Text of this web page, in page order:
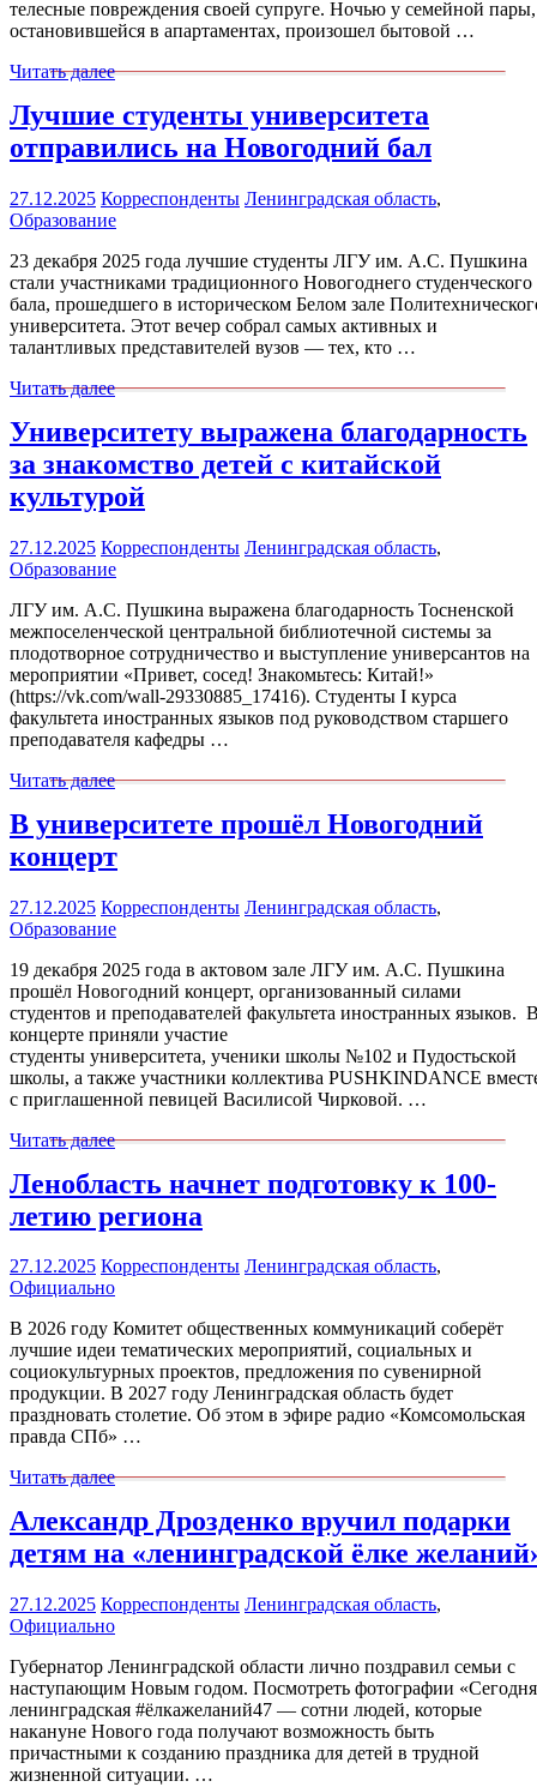
телесные повреждения своей супруге. Ночью у семейной пары,
остановившейся в апартаментах, произошел бытовой …
Читать далее
Лучшие студенты университета
отправились на Новогодний бал
27.12.2025 Корреспонденты Ленинградская область,
Образование
23 декабря 2025 года лучшие студенты ЛГУ им. А.С. Пушкина
стали участниками традиционного Новогоднего студенческого
бала, прошедшего в историческом Белом зале
университета. Этот вечер собрал самых активных и
талантливых представителей вузов — тех, кто …
Читать далее
Университету выражена благодарность
за знакомство детей с китайской
культурой
27.12.2025 Корреспонденты Ленинградская область,
Образование
ЛГУ им. А.С. Пушкина выражена благодарность Тосненской
межпоселенческой центральной библиотечной системы за
плодотворное сотрудничество и выступление универсантов на
мероприятии «Привет, сосед! Знакомьтесь: Китай!»
(https://vk.com/wall-29330885_17416). Студенты I курса
факультета иностранных языков под руководством старшего
преподавателя кафедры …
Читать далее
В университете прошёл Новогодний
концерт
27.12.2025 Корреспонденты Ленинградская область,
Образование
19 декабря 2025 года в актовом зале ЛГУ им. А.С. Пушкина
прошёл Новогодний концерт, организованный силами
студентов и преподавателей факультета иностранных языков.
концерте приняли участие
студенты университета, ученики школы №102 и Пудостьской
школы, а также участники коллектива PUSHKINDANCE
с приглашенной певицей Василисой Чирковой. …
Читать далее
Ленобласть начнет подготовку к 100-
летию региона
27.12.2025 Корреспонденты Ленинградская область,
Официально
В 2026 году Комитет общественных коммуникаций соберёт
лучшие идеи тематических мероприятий, социальных и
социокультурных проектов, предложения по сувенирной
продукции. В 2027 году Ленинградская область будет
праздновать столетие. Об этом в эфире радио «Комсомольская
правда СПб» …
Читать далее
Александр Дрозденко вручил подарки
детям на «ленинградской ёлке
27.12.2025 Корреспонденты Ленинградская область,
Официально
Губернатор Ленинградской области лично поздравил семьи с
наступающим Новым годом. Посмотреть фотографии «Сегодня
ленинградская #ёлкажеланий47 — сотни людей, которые
накануне Нового года получают возможность быть
причастными к созданию праздника для детей в трудной
жизненной ситуации. …